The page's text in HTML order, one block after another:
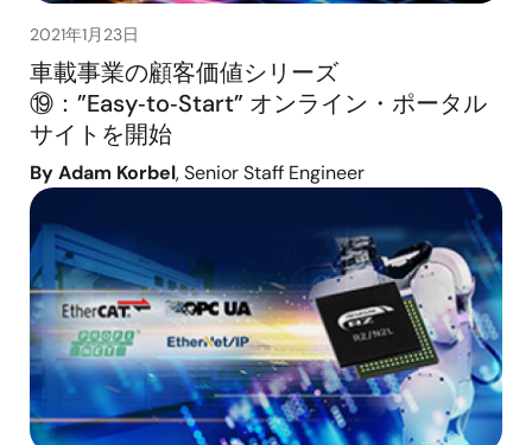
2021年1月23日
車載事業の顧客価値シリーズ
⑲：”Easy‑to‑Start” オンライン・ポータル
サイトを開始
By Adam Korbel, Senior Staff Engineer